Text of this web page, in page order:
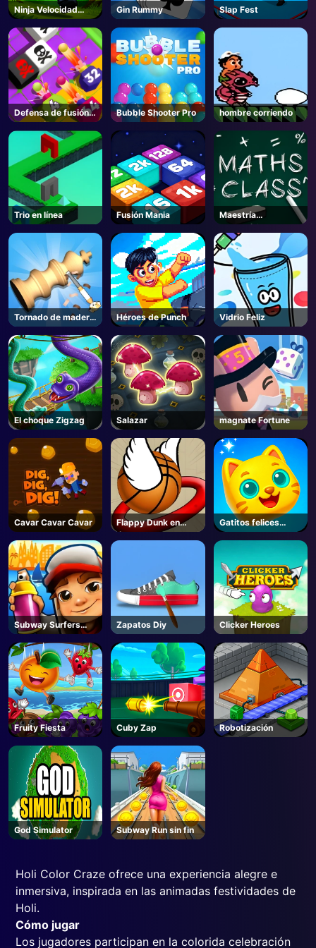
Ninja Velocidad
Runner
Gin Rummy Slap Fest
Defensa de fusión
de cañón de
disparo
Bubble Shooter Pro hombre corriendo
Trio en línea Fusión Mania
Maestría
Matemática
Tornado de madera
3D
Héroes de Punch Vidrio Feliz
El choque Zigzag Salazar magnate Fortune
Cavar Cavar Cavar
Flappy Dunk en
línea
Gatitos felices
Puzzle
Subway Surfers
Barcelona
Zapatos Diy Clicker Heroes
Fruity Fiesta Cuby Zap Robotización
God Simulator Subway Run sin fin
Holi Color Craze ofrece una experiencia alegre e
inmersiva, inspirada en las animadas festividades de
Holi.
Cómo jugar
Los jugadores participan en la colorida celebración